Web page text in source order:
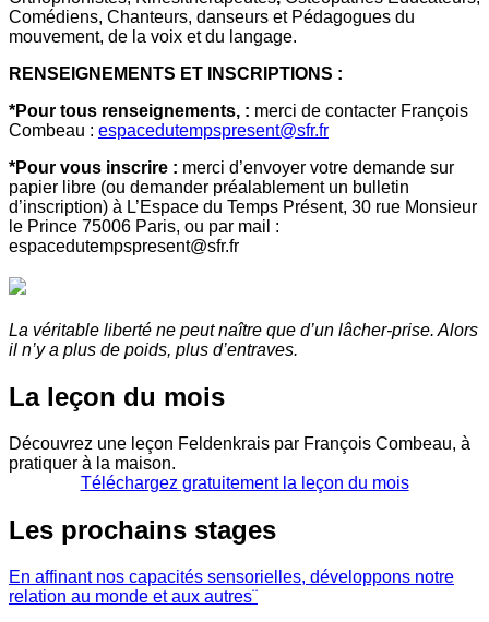
Comédiens, Chanteurs, danseurs et Pédagogues du
mouvement, de la voix et du langage.
RENSEIGNEMENTS ET INSCRIPTIONS :
*Pour tous renseignements, : merci de contacter François
Combeau : espacedutempspresent@sfr.fr
*Pour vous inscrire : merci d’envoyer votre demande sur
papier libre (ou demander préalablement un bulletin
d’inscription) à L’Espace du Temps Présent, 30 rue Monsieur
le Prince 75006 Paris, ou par mail :
espacedutempspresent@sfr.fr
La véritable liberté ne peut naître que d’un lâcher-prise. Alors
il n’y a plus de poids, plus d’entraves.
La leçon du mois
Découvrez une leçon Feldenkrais par François Combeau, à
pratiquer à la maison.
Téléchargez gratuitement la leçon du mois
Les prochains stages
En affinant nos capacités sensorielles, développons notre
relation au monde et aux autres¨